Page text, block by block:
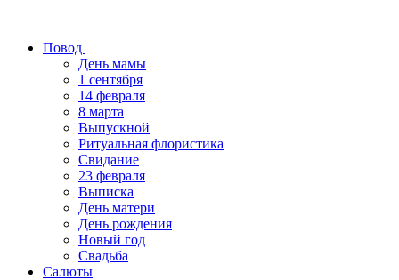
Повод
День мамы
1 сентября
14 февраля
8 марта
Выпускной
Ритуальная флористика
Свидание
23 февраля
Выписка
День матери
День рождения
Новый год
Свадьба
Салюты